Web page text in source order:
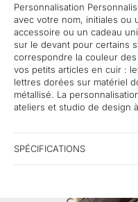
Personnalisation
avec votre nom, initiales ou
accessoire ou un cadeau
sur le devant pour certains
correspondre la couleur
vos petits articles en cuir :
lettres dorées sur matériel
métallisé. La
ateliers et studio de design
SPÉCIFICATIONS